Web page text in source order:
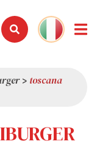
> toscana